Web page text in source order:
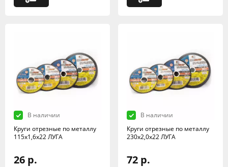
В наличии
Круги отрезные по металлу
115х1,6х22 ЛУГА
26 р.
В наличии
Круги отрезные по металлу
230х2,0х22 ЛУГА
72 р.